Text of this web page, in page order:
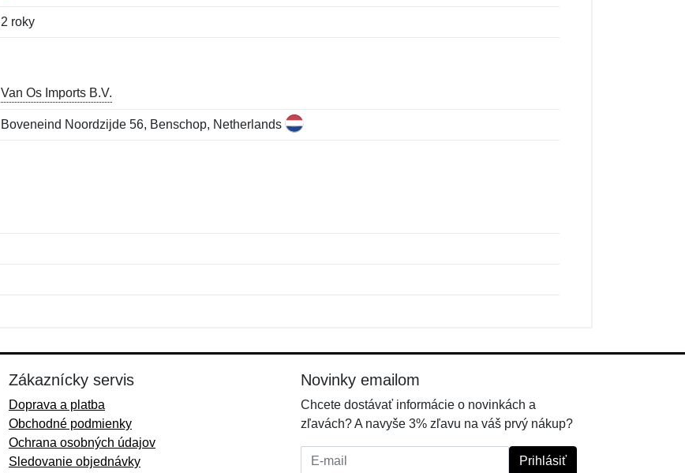
2 roky
Van Os Imports B.V.
Boveneind Noordzijde 56, Benschop, Netherlands
Zákaznícky servis
Doprava a platba
Obchodné podmienky
Ochrana osobných údajov
Sledovanie objednávky
Novinky emailom
Chcete dostávať informácie o novinkách a
zľavách? A navyše 3% zľavu na váš prvý nákup?
E-mail: Prihlásiť